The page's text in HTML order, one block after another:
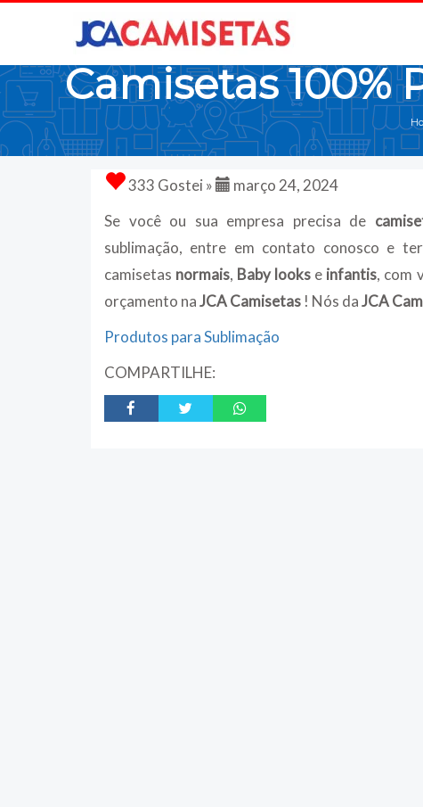
Camisetas 100%
333 Gostei »
março 24, 2024
Se você ou sua empresa precisa de
sublimação, entre em contato conosco e
camisetas normais, Baby looks e infantis, com
orçamento naJCA Camisetas ! Nós daJCA
Produtos para Sublimação
COMPARTILHE: